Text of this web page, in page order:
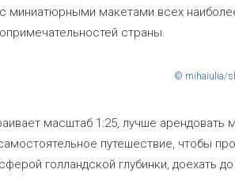
миниатюрными макетами всех
страны.
© mihaiulia/
масштаб 1:25, лучше арендовать
путешествие, чтобы
голландской глубинки, доехать